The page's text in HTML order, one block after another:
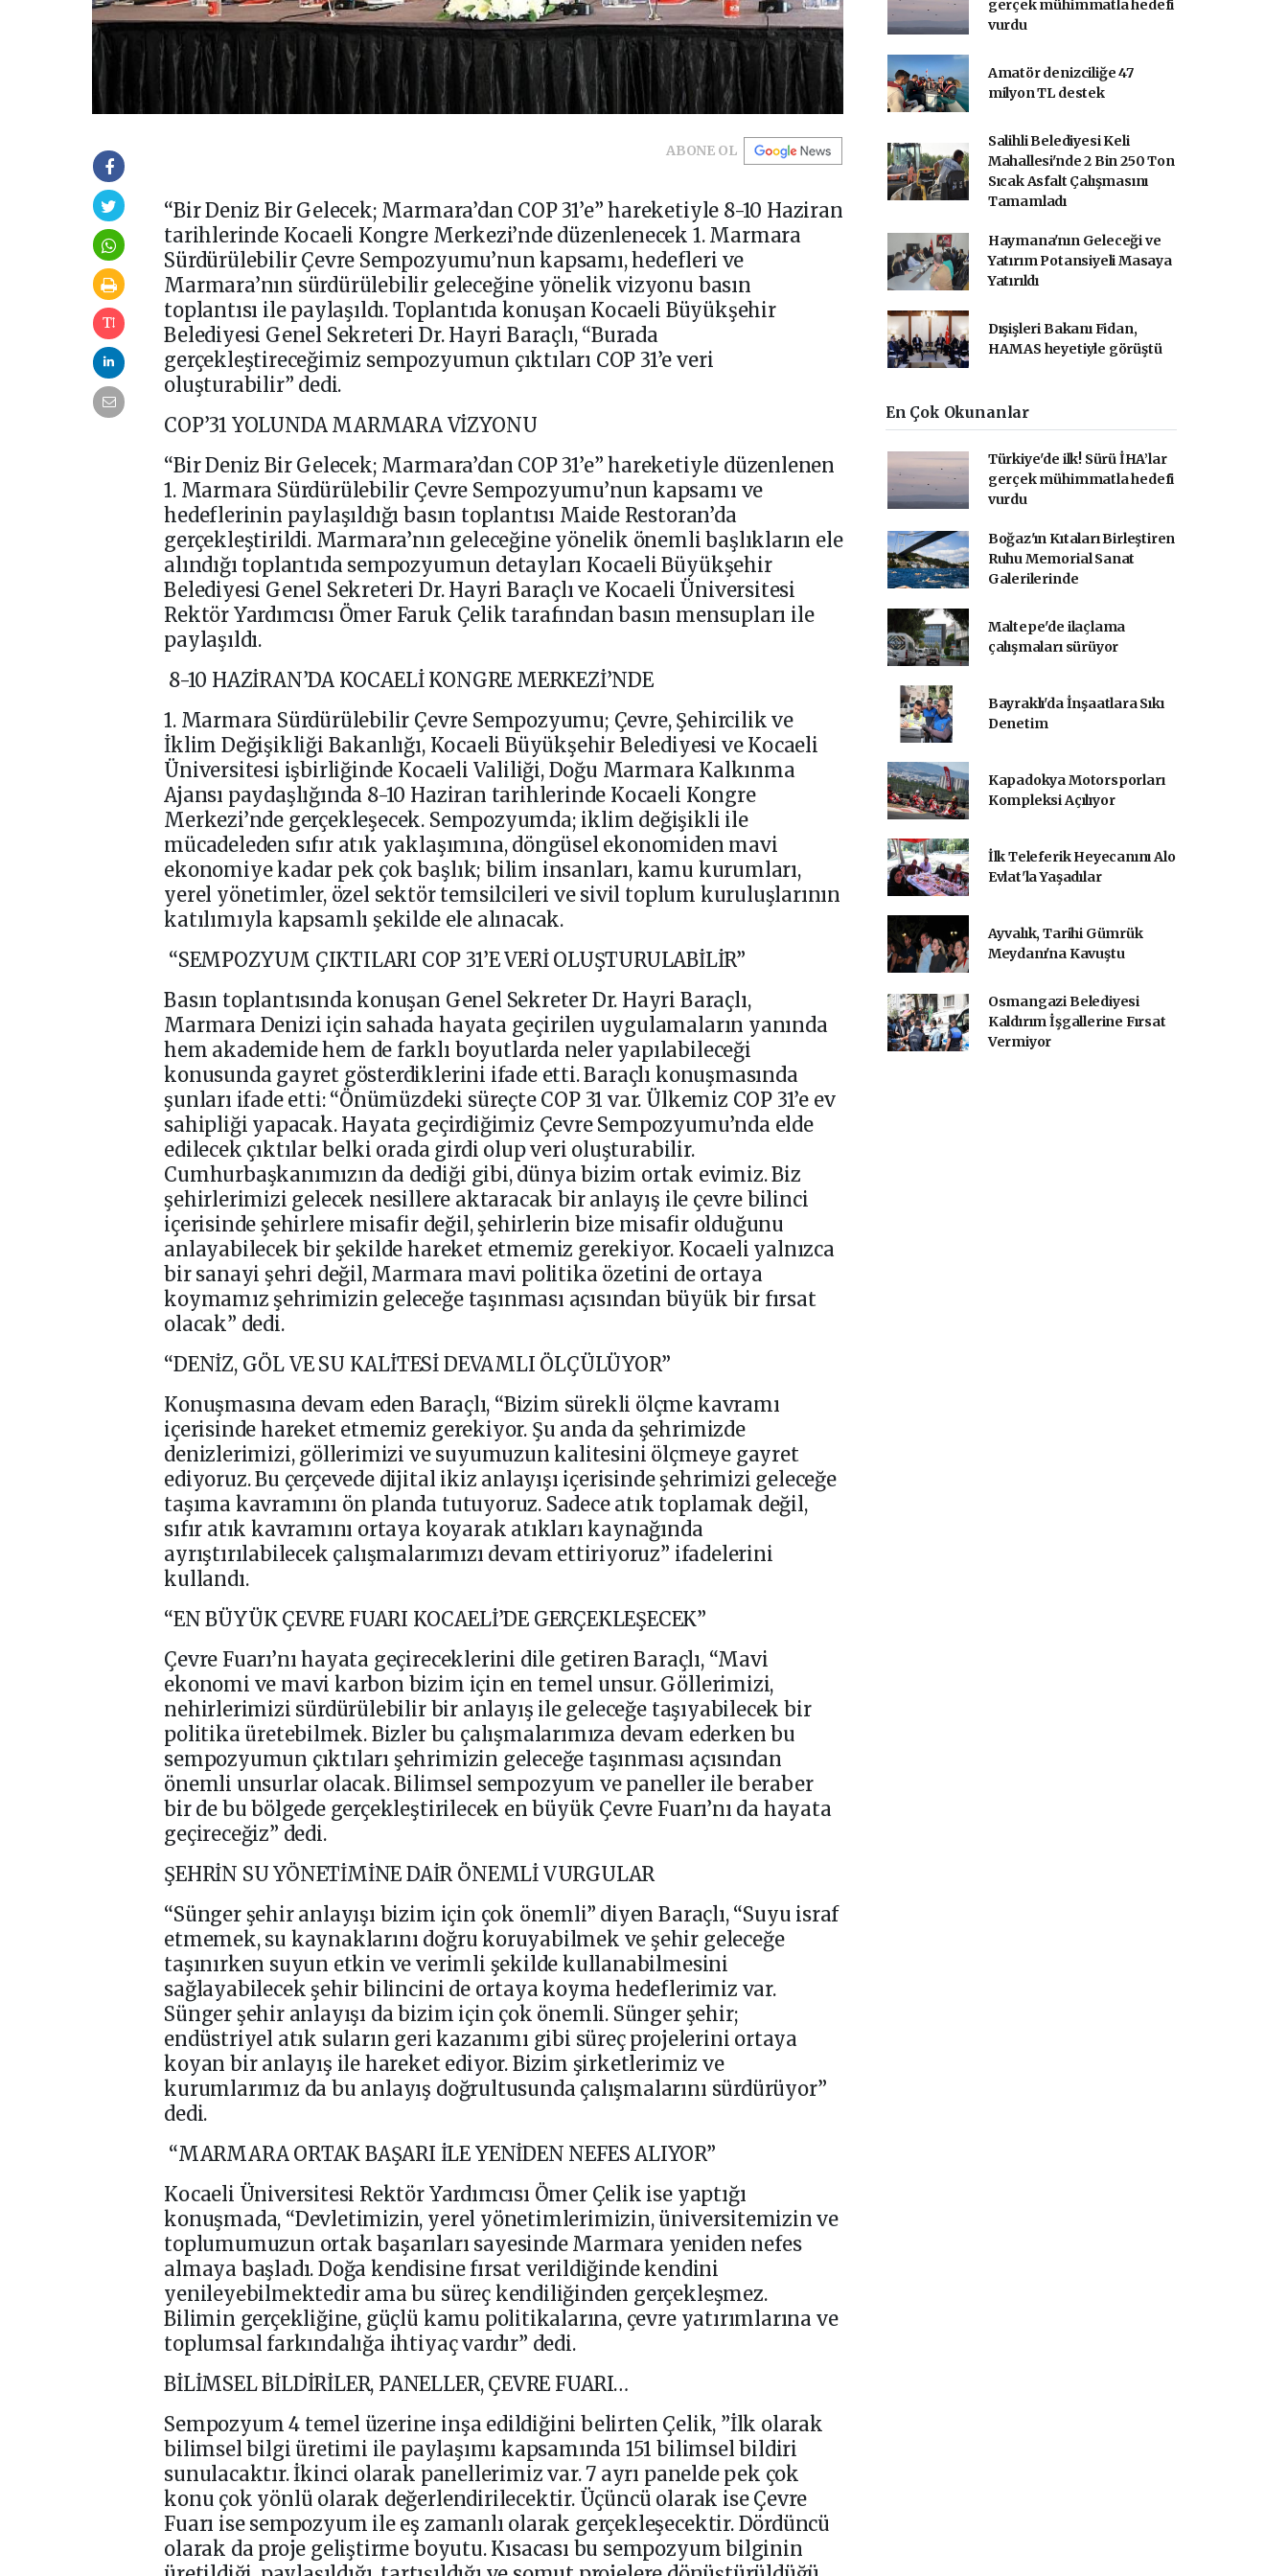
ABONE OL
“Bir Deniz Bir Gelecek; Marmara’dan COP 31’e” hareketiyle 8-10 Haziran
tarihlerinde Kocaeli Kongre Merkezi’nde düzenlenecek 1. Marmara
Sürdürülebilir Çevre Sempozyumu’nun kapsamı, hedefleri ve
Marmara’nın sürdürülebilir geleceğine yönelik vizyonu basın
toplantısı ile paylaşıldı. Toplantıda konuşan Kocaeli Büyükşehir
Belediyesi Genel Sekreteri Dr. Hayri Baraçlı, “Burada
gerçekleştireceğimiz sempozyumun çıktıları COP 31’e veri
oluşturabilir” dedi.
COP’31 YOLUNDA MARMARA VİZYONU
“Bir Deniz Bir Gelecek; Marmara’dan COP 31’e” hareketiyle düzenlenen
1. Marmara Sürdürülebilir Çevre Sempozyumu’nun kapsamı ve
hedeflerinin paylaşıldığı basın toplantısı Maide Restoran’da
gerçekleştirildi. Marmara’nın geleceğine yönelik önemli başlıkların ele
alındığı toplantıda sempozyumun detayları Kocaeli Büyükşehir
Belediyesi Genel Sekreteri Dr. Hayri Baraçlı ve Kocaeli Üniversitesi
Rektör Yardımcısı Ömer Faruk Çelik tarafından basın mensupları ile
paylaşıldı.
8-10 HAZİRAN’DA KOCAELİ KONGRE MERKEZİ’NDE
1. Marmara Sürdürülebilir Çevre Sempozyumu; Çevre, Şehircilik ve
İklim Değişikliği Bakanlığı, Kocaeli Büyükşehir Belediyesi ve Kocaeli
Üniversitesi işbirliğinde Kocaeli Valiliği, Doğu Marmara Kalkınma
Ajansı paydaşlığında 8-10 Haziran tarihlerinde Kocaeli Kongre
Merkezi’nde gerçekleşecek. Sempozyumda; iklim değişikli ile
mücadeleden sıfır atık yaklaşımına, döngüsel ekonomiden mavi
ekonomiye kadar pek çok başlık; bilim insanları, kamu kurumları,
yerel yönetimler, özel sektör temsilcileri ve sivil toplum kuruluşlarının
katılımıyla kapsamlı şekilde ele alınacak.
“SEMPOZYUM ÇIKTILARI COP 31’E VERİ OLUŞTURULABİLİR”
Basın toplantısında konuşan Genel Sekreter Dr. Hayri Baraçlı,
Marmara Denizi için sahada hayata geçirilen uygulamaların yanında
hem akademide hem de farklı boyutlarda neler yapılabileceği
konusunda gayret gösterdiklerini ifade etti. Baraçlı konuşmasında
şunları ifade etti: “Önümüzdeki süreçte COP 31 var. Ülkemiz COP 31’e ev
sahipliği yapacak. Hayata geçirdiğimiz Çevre Sempozyumu’nda elde
edilecek çıktılar belki orada girdi olup veri oluşturabilir.
Cumhurbaşkanımızın da dediği gibi, dünya bizim ortak evimiz. Biz
şehirlerimizi gelecek nesillere aktaracak bir anlayış ile çevre bilinci
içerisinde şehirlere misafir değil, şehirlerin bize misafir olduğunu
anlayabilecek bir şekilde hareket etmemiz gerekiyor. Kocaeli yalnızca
bir sanayi şehri değil, Marmara mavi politika özetini de ortaya
koymamız şehrimizin geleceğe taşınması açısından büyük bir fırsat
olacak” dedi.
“DENİZ, GÖL VE SU KALİTESİ DEVAMLI ÖLÇÜLÜYOR”
Konuşmasına devam eden Baraçlı, “Bizim sürekli ölçme kavramı
içerisinde hareket etmemiz gerekiyor. Şu anda da şehrimizde
denizlerimizi, göllerimizi ve suyumuzun kalitesini ölçmeye gayret
ediyoruz. Bu çerçevede dijital ikiz anlayışı içerisinde şehrimizi geleceğe
taşıma kavramını ön planda tutuyoruz. Sadece atık toplamak değil,
sıfır atık kavramını ortaya koyarak atıkları kaynağında
ayrıştırılabilecek çalışmalarımızı devam ettiriyoruz” ifadelerini
kullandı.
“EN BÜYÜK ÇEVRE FUARI KOCAELİ’DE GERÇEKLEŞECEK”
Çevre Fuarı’nı hayata geçireceklerini dile getiren Baraçlı, “Mavi
ekonomi ve mavi karbon bizim için en temel unsur. Göllerimizi,
nehirlerimizi sürdürülebilir bir anlayış ile geleceğe taşıyabilecek bir
politika üretebilmek. Bizler bu çalışmalarımıza devam ederken bu
sempozyumun çıktıları şehrimizin geleceğe taşınması açısından
önemli unsurlar olacak. Bilimsel sempozyum ve paneller ile beraber
bir de bu bölgede gerçekleştirilecek en büyük Çevre Fuarı’nı da hayata
geçireceğiz” dedi.
ŞEHRİN SU YÖNETİMİNE DAİR ÖNEMLİ VURGULAR
“Sünger şehir anlayışı bizim için çok önemli” diyen Baraçlı, “Suyu israf
etmemek, su kaynaklarını doğru koruyabilmek ve şehir geleceğe
taşınırken suyun etkin ve verimli şekilde kullanabilmesini
sağlayabilecek şehir bilincini de ortaya koyma hedeflerimiz var.
Sünger şehir anlayışı da bizim için çok önemli. Sünger şehir;
endüstriyel atık suların geri kazanımı gibi süreç projelerini ortaya
koyan bir anlayış ile hareket ediyor. Bizim şirketlerimiz ve
kurumlarımız da bu anlayış doğrultusunda çalışmalarını sürdürüyor”
dedi.
“MARMARA ORTAK BAŞARI İLE YENİDEN NEFES ALIYOR”
Kocaeli Üniversitesi Rektör Yardımcısı Ömer Çelik ise yaptığı
konuşmada, “Devletimizin, yerel yönetimlerimizin, üniversitemizin ve
toplumumuzun ortak başarıları sayesinde Marmara yeniden nefes
almaya başladı. Doğa kendisine fırsat verildiğinde kendini
yenileyebilmektedir ama bu süreç kendiliğinden gerçekleşmez.
Bilimin gerçekliğine, güçlü kamu politikalarına, çevre yatırımlarına ve
toplumsal farkındalığa ihtiyaç vardır” dedi.
BİLİMSEL BİLDİRİLER, PANELLER, ÇEVRE FUARI…
Sempozyum 4 temel üzerine inşa edildiğini belirten Çelik, ”İlk olarak
bilimsel bilgi üretimi ile paylaşımı kapsamında 151 bilimsel bildiri
sunulacaktır. İkinci olarak panellerimiz var. 7 ayrı panelde pek çok
konu çok yönlü olarak değerlendirilecektir. Üçüncü olarak ise Çevre
Fuarı ise sempozyum ile eş zamanlı olarak gerçekleşecektir. Dördüncü
olarak da proje geliştirme boyutu. Kısacası bu sempozyum bilginin
gerçek mühimmatla hedefi
vurdu
Amatör denizciliğe 47
milyon TL destek
Salihli Belediyesi Keli
Mahallesi'nde 2 Bin 250 Ton
Sıcak Asfalt Çalışmasını
Tamamladı
Haymana'nın Geleceği ve
Yatırım Potansiyeli Masaya
Yatırıldı
Dışişleri Bakanı Fidan,
HAMAS heyetiyle görüştü
En Çok Okunanlar
Türkiye'de ilk! Sürü İHA’lar
gerçek mühimmatla hedefi
vurdu
Boğaz'ın Kıtaları Birleştiren
Ruhu Memorial Sanat
Galerilerinde
Maltepe'de ilaçlama
çalışmaları sürüyor
Bayraklı'da İnşaatlara Sıkı
Denetim
Kapadokya Motorsporları
Kompleksi Açılıyor
İlk Teleferik Heyecanını Alo
Evlat'la Yaşadılar
Ayvalık, Tarihi Gümrük
Meydanı'na Kavuştu
Osmangazi Belediyesi
Kaldırım İşgallerine Fırsat
Vermiyor